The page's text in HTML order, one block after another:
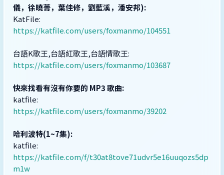
儀，徐曉菁，葉佳修，劉藍溪，潘安邦):
KatFile:
https://katfile.com/users/foxmanmo/104551
台語K歌王,台語紅歌王,台語情歌王:
https://katfile.com/users/foxmanmo/103687
快來找看有沒有你要的 MP3 歌曲:
katfile:
https://katfile.com/users/foxmanmo/39202
哈利波特(1~7集):
katfile:
https://katfile.com/f/t30at8tove71udvr5e16uuqozs5dp
m1w